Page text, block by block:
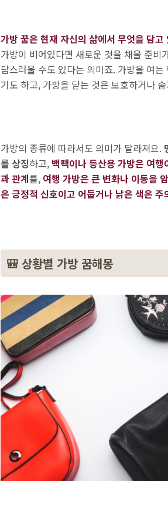
가방 꿈은 현재 자신의 삶에서 무엇을 담
가방이 비어있다면 새로운 것을 채울 준
담스러울 수도 있다는 의미죠. 가방을 여
기도 하고, 가방을 닫는 것은 보호하거나
가방의 종류에 따라서도 의미가 달라져요.
를 상징하고, 백팩이나 등산용 가방은 여행
과 관계를, 여행 가방은 큰 변화나 이동을
은 긍정적 신호이고 어둡거나 낡은 색은 주
🎒 상황별 가방 꿈해몽